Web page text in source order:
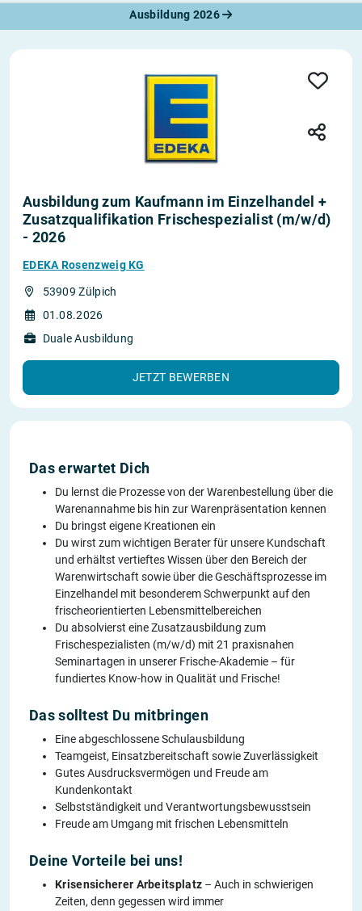
Ausbildung 2026
Ausbildung zum Kaufmann im Einzelhandel +
Zusatzqualifikation Frischespezialist (m/w/d)
- 2026
EDEKA Rosenzweig KG
53909 Zülpich
01.08.2026
Duale Ausbildung
JETZT BEWERBEN
Das erwartet Dich
Du lernst die Prozesse von der Warenbestellung über die
Warenannahme bis hin zur Warenpräsentation kennen
Du bringst eigene Kreationen ein
Du wirst zum wichtigen Berater für unsere Kundschaft
und erhältst vertieftes Wissen über den Bereich der
Warenwirtschaft sowie über die Geschäftsprozesse im
Einzelhandel mit besonderem Schwerpunkt auf den
frischeorientierten Lebensmittelbereichen
Du absolvierst eine Zusatzausbildung zum
Frischespezialisten (m/w/d) mit 21 praxisnahen
Seminartagen in unserer Frische-Akademie – für
fundiertes Know-how in Qualität und Frische!
Das solltest Du mitbringen
Eine abgeschlossene Schulausbildung
Teamgeist, Einsatzbereitschaft sowie Zuverlässigkeit
Gutes Ausdrucksvermögen und Freude am
Kundenkontakt
Selbstständigkeit und Verantwortungsbewusstsein
Freude am Umgang mit frischen Lebensmitteln
Deine Vorteile bei uns!
Krisensicherer Arbeitsplatz – Auch in schwierigen
Zeiten, denn gegessen wird immer